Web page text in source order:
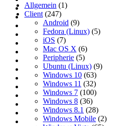
Allgemein (1)
Client (247)
Android (9)
Fedora (Linux) (5)
iOS (7)
Mac OS X (6)
Peripherie (5)
Ubuntu (Linux) (9)
Windows 10 (63)
Windows 11 (32)
Windows 7 (100)
Windows 8 (36)
Windows 8.1 (28)
Windows Mobile (2)